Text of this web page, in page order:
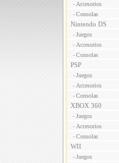
- Accesorios
- Consolas
Nintendo DS
- Juegos
- Accesorios
- Consolas
PSP
- Juegos
- Accesorios
- Consolas
XBOX 360
- Juegos
- Accesorios
- Consolas
WII
- Juegos